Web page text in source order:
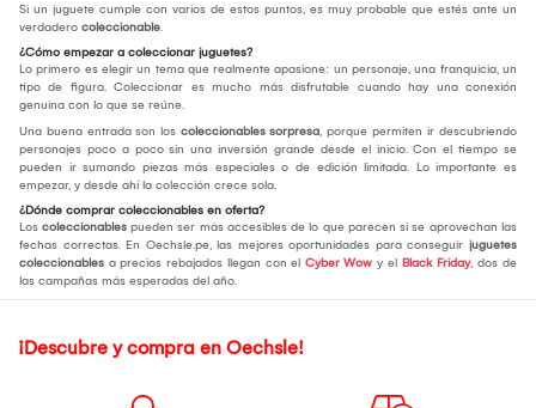
Si un juguete cumple con varios de estos puntos, es muy probable que estés ante un
verdadero coleccionable.
¿Cómo empezar a coleccionar juguetes?
Lo primero es elegir un tema que realmente apasione: un personaje, una franquicia, un
tipo de figura. Coleccionar es mucho más disfrutable cuando hay una conexión
genuina con lo que se reúne.
Una buena entrada son los coleccionables sorpresa, porque permiten ir descubriendo
personajes poco a poco sin una inversión grande desde el inicio. Con el tiempo se
pueden ir sumando piezas más especiales o de edición limitada. Lo importante es
empezar, y desde ahí la colección crece sola.
¿Dónde comprar coleccionables en oferta?
Los coleccionables pueden ser más accesibles de lo que parecen si se aprovechan las
fechas correctas. En Oechsle.pe, las mejores oportunidades para conseguir juguetes
coleccionables a precios rebajados llegan con el Cyber Wow y el Black Friday, dos de
las campañas más esperadas del año.
¡Descubre y compra en Oechsle!